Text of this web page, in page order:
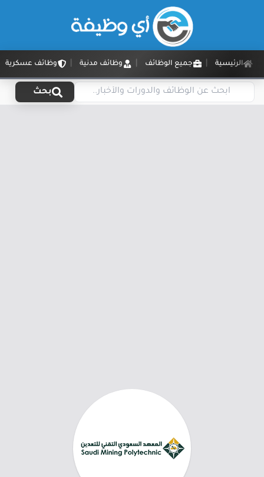
الرئيسية جميع الوظائف وظائف مدنية وظائف عسكرية
بحث